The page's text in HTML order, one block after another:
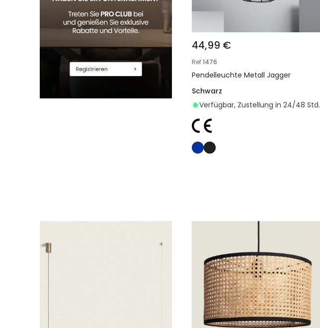
44,99 €
Ref1476
Pendelleuchte Metall Jagger
Schwarz
Verfügbar, Zustellung in 24/48 Std.